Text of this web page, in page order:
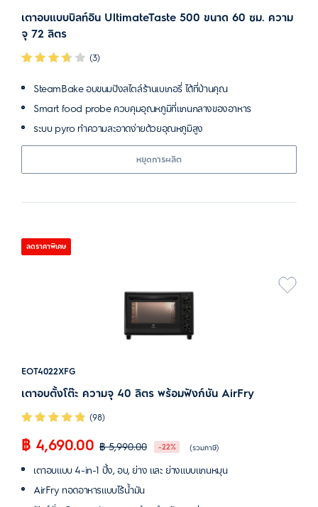
เตาอบแบบบิลท์อิน UltimateTaste 500 ขนาด 60 ซม. ความ
จุ 72 ลิตร
(3)
SteamBake อบขนมปังสไตล์ร้านเบเกอรี่ ได้ที่บ้านคุณ
Smart food probe ควบคุมอุณหภูมิที่แกนกลางของอาหาร
ระบบ pyro ทำความสะอาดง่ายด้วยอุณหภูมิสูง
หยุดการผลิต
ลดราคาพิเศษ
EOT4022XFG
เตาอบตั้งโต๊ะ ความจุ 40 ลิตร พร้อมฟังก์ชัน AirFry
(98)
฿ 4,690.00 ฿ 5,990.00 -22% (รวมภาษี)
เตาอบแบบ 4-in-1 ปิ้ง, อบ, ย่าง และ ย่างแบบแกนหมุน
AirFry ทอดอาหารแบบไร้น้ำมัน